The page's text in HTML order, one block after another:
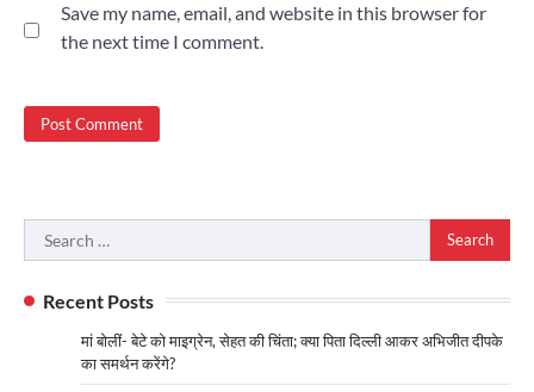
Save my name, email, and website in this browser for
the next time I comment.
Search
for:
Recent Posts
मां बोलीं- बेटे को माइग्रेन, सेहत की चिंता; क्या पिता दिल्ली आकर अभिजीत दीपके
का समर्थन करेंगे?